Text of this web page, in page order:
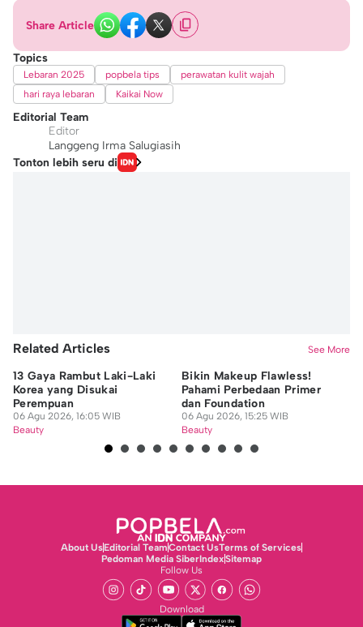
Share Article
Topics
Lebaran 2025 popbela tips
perawatan kulit wajah
hari raya lebaran
Kaikai Now
Editorial Team
Editor
Langgeng Irma Salugiasih
Tonton lebih seru di
Related Articles See More
13 Gaya Rambut Laki-Laki
Korea yang Disukai
Perempuan
06 Agu 2026, 16:05 WIB
Beauty
Bikin Makeup Flawless!
Pahami Perbedaan Primer
dan Foundation
06 Agu 2026, 15:25 WIB
Beauty
About UsEditorial TeamContact UsTerms of Services
Pedoman Media SiberIndexSitemap
Follow Us
Download